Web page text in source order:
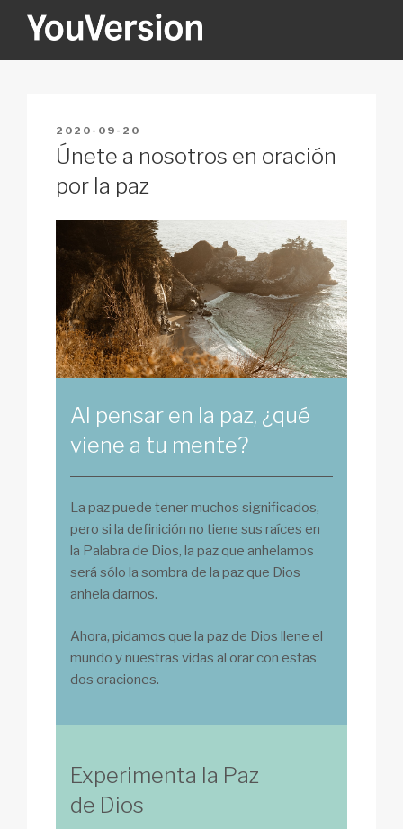
YOUVERSION
POSTED
ON
2020-09-20
Únete a nosotros en oración
por la paz
Al pensar en la paz, ¿qué
viene a tu mente?
La paz puede tener muchos significados,
pero si la definición no tiene sus raíces en
la Palabra de Dios, la paz que anhelamos
será sólo la sombra de la paz que Dios
anhela darnos.
Ahora, pidamos que la paz de Dios llene el
mundo y nuestras vidas al orar con estas
dos oraciones.
Experimenta la Paz
de Dios